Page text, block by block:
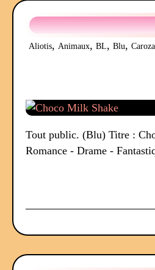
Aliotis, Animaux, BL, Blu, Caroza
Tout public. (Blu) Titre :
Romance - Drame -